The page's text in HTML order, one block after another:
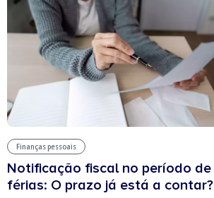
Finanças pessoais
Notificação fiscal no período de
férias: O prazo já está a contar?